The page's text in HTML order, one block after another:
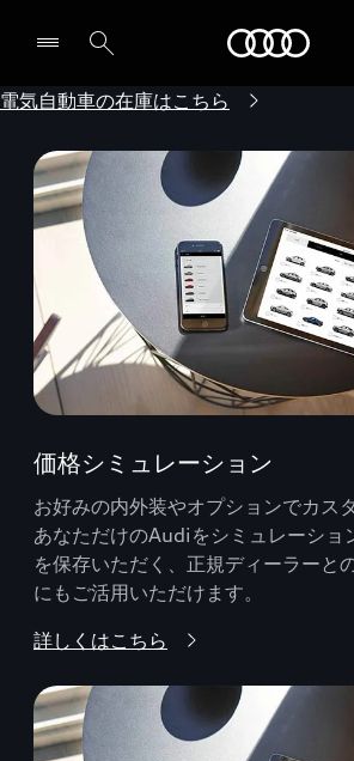
電気自動車の在庫はこちら
価格シミュレーション
お好みの内外装やオプションでカス
あなただけのAudiをシミュレーショ
を保存いただく、正規ディーラーと
にもご活用いただけます。
詳しくはこちら